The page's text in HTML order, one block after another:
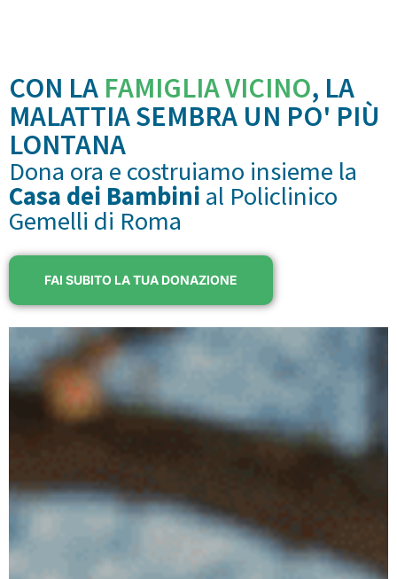
CON LA FAMIGLIA VICINO, LA
MALATTIA SEMBRA UN PO' PIÙ
LONTANA
Dona ora e costruiamo insieme la
Casa dei Bambini al Policlinico
Gemelli di Roma
FAI SUBITO LA TUA DONAZIONE